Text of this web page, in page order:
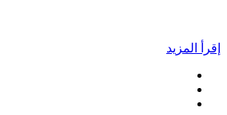
إقرأ المزيد